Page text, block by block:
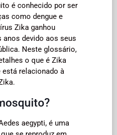
é conhecido por ser
como dengue e
Zika ganhou
devido aos seus
Neste glossário,
o que é Zika
relacionado à
aegypti, é uma